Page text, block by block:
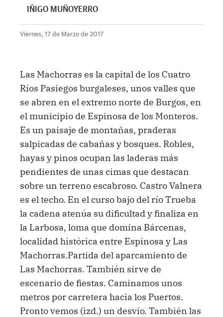
IÑIGO MUÑOYERRO
Viernes, 17 de Marzo de 2017
Las Machorras es la capital de los Cuatro
Ríos Pasiegos burgaleses, unos valles que
se abren en el extremo norte de Burgos, en
el municipio de Espinosa de los Monteros.
Es un paisaje de montañas, praderas
salpicadas de cabañas y bosques. Robles,
hayas y pinos ocupan las laderas más
pendientes de unas cimas que destacan
sobre un terreno escabroso. Castro Valnera
es el techo. En el curso bajo del río Trueba
la cadena atenúa su dificultad y finaliza en
la Larbosa, loma que domina Bárcenas,
localidad histórica entre Espinosa y Las
Machorras.Partida del aparcamiento de
Las Machorras. También sirve de
escenario de fiestas. Caminamos unos
metros por carretera hacia los Puertos.
Pronto vemos (izd.) un desvío. También las